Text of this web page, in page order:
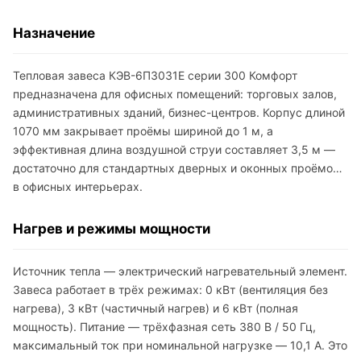
Назначение
Тепловая завеса КЭВ-6П3031E серии 300 Комфорт
предназначена для офисных помещений: торговых залов,
административных зданий, бизнес-центров. Корпус длиной
1070 мм закрывает проёмы шириной до 1 м, а
эффективная длина воздушной струи составляет 3,5 м —
достаточно для стандартных дверных и оконных проёмов
в офисных интерьерах.
Нагрев и режимы мощности
Источник тепла — электрический нагревательный элемент.
Завеса работает в трёх режимах: 0 кВт (вентиляция без
нагрева), 3 кВт (частичный нагрев) и 6 кВт (полная
мощность). Питание — трёхфазная сеть 380 В / 50 Гц,
максимальный ток при номинальной нагрузке — 10,1 А. Это